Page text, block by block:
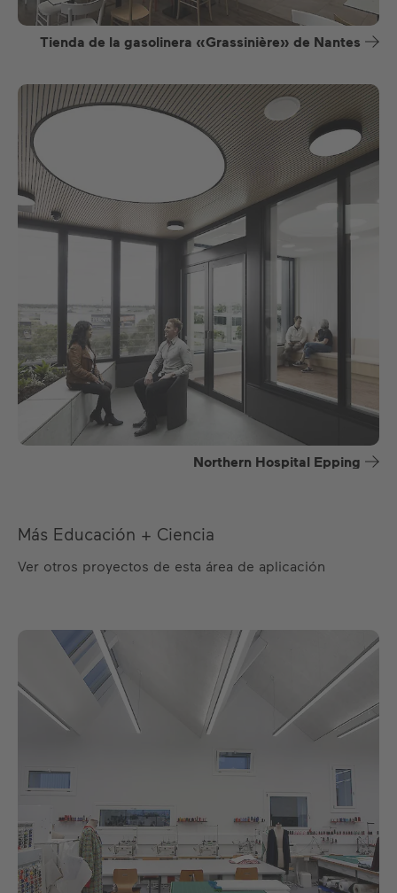
Tienda de la gasolinera «Grassinière» de Nantes
Northern Hospital Epping
Más Educación + Ciencia
Ver otros proyectos de esta área de aplicación